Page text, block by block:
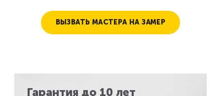
ВЫЗВАТЬ МАСТЕРА НА ЗАМЕР
Гарантия до 10 лет